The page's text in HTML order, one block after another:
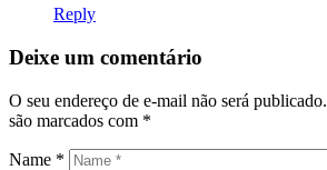
Reply
Deixe um comentário
O seu endereço de e-mail não será publicado.
são marcados com *
Name *